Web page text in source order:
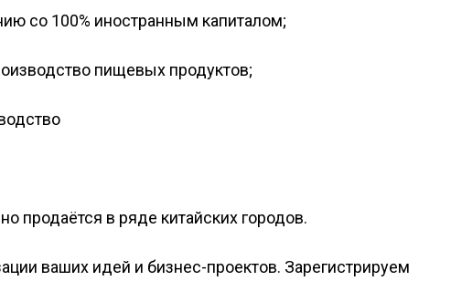
со 100% иностранным капиталом;
пищевых продуктов;
продаётся в ряде китайских городов.
ваших идей и бизнес-проектов. Зарегистрируем